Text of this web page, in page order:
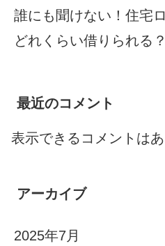
誰にも聞けない！住宅
どれくらい借りられる？
最近のコメント
表示できるコメントはあ
アーカイブ
2025年7月